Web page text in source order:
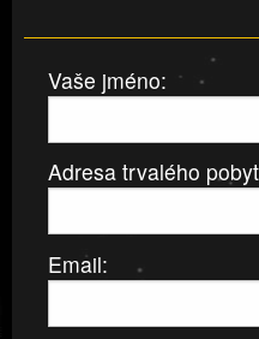
Vaše jméno:
Adresa trvalého
Email: